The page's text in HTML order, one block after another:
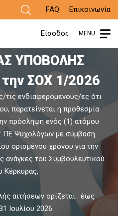
FAQ Επικοινωνία
Είσοδος MENU
ΠΑΡΑΤΑΣΗΣ
ΥΠΟΒΟΛΗΣ
ΣΟΧ 1/2026
τις ενδιαφερόμενους/ες ότι
παρατείνεται η προθεσμία
πρόσληψη ενός (1) ατόμου
ΠΕ Ψυχολόγων με σύμβαση
ορισμένου χρόνου για την
ανάγκες του Συμβουλευτικού
Κέρκυρας,
αιτήσεων ορίζεται : έως
Ιουλίου 2026.